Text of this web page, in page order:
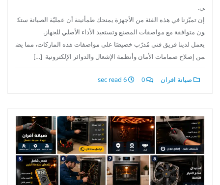
ي.
إن تميّزنا في هذه الفئة من الأجهزة يمنحك طمأنينة أن عمليّة الصيانة ستك
ون متوافقة مع مواصفات المصنع وتستعيد الأداء الأصلي للجهاز.
يعمل لدينا فريق فني مُدرّب خصيصًا على مواصفات هذه الماركات، مما يض
من إصلاح صمامات الأمان وأنظمة الإشعال والدوائر الإلكترونية […]
صيانة افران